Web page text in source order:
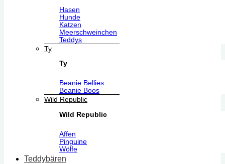
Hasen
Hunde
Katzen
Meerschweinchen
Teddys
Ty
Ty
Beanie Bellies
Beanie Boos
Wild Republic
Wild Republic
Affen
Pinguine
Wölfe
Teddybären